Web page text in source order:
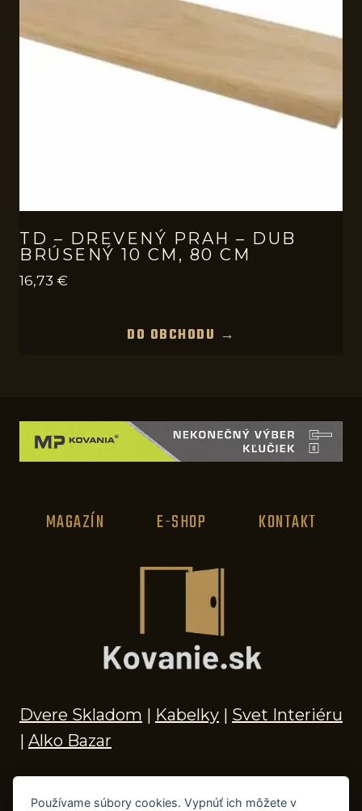
TD – DREVENÝ PRAH – DUB
BRÚSENÝ 10 CM, 80 CM
16,73 €
DO OBCHODU →
MAGAZÍN E-SHOP KONTAKT
Dvere Skladom | Kabelky | Svet Interiéru
| Alko Bazar
Používame súbory cookies. Vypnúť ich môžete v